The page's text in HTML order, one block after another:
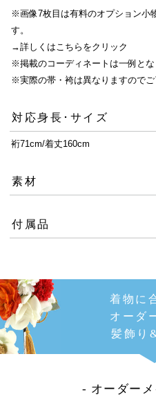
※画像7枚目は有料のオプション小
す。
→詳しくはこちらをクリック
※掲載のコーディネートは一例とな
※実際の帯・袴は異なりますのでご
対応身長･サイズ
裄71cm/着丈160cm
素材
付属品
着物に
オーダ
髪飾り
- オーダー